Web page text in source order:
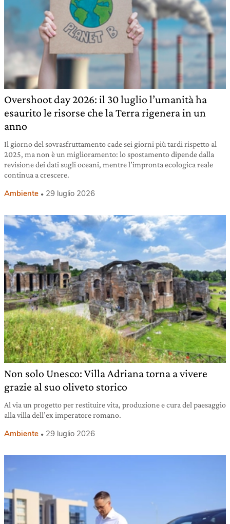
Overshoot day 2026: il 30 luglio l’umanità ha
esaurito le risorse che la Terra rigenera in un
anno
Il giorno del sovrasfruttamento cade sei giorni più tardi rispetto al
2025, ma non è un miglioramento: lo spostamento dipende dalla
revisione dei dati sugli oceani, mentre l’impronta ecologica reale
continua a crescere.
Ambiente 29 luglio 2026
Non solo Unesco: Villa Adriana torna a vivere
grazie al suo oliveto storico
Al via un progetto per restituire vita, produzione e cura del paesaggio
alla villa dell’ex imperatore romano.
Ambiente 29 luglio 2026